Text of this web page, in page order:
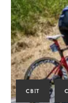
СВІТ